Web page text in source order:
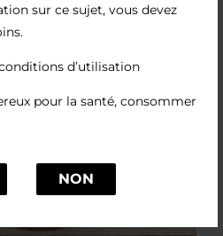
sur ce sujet, vous devez
d’utilisation
pour la santé, consommer
NON